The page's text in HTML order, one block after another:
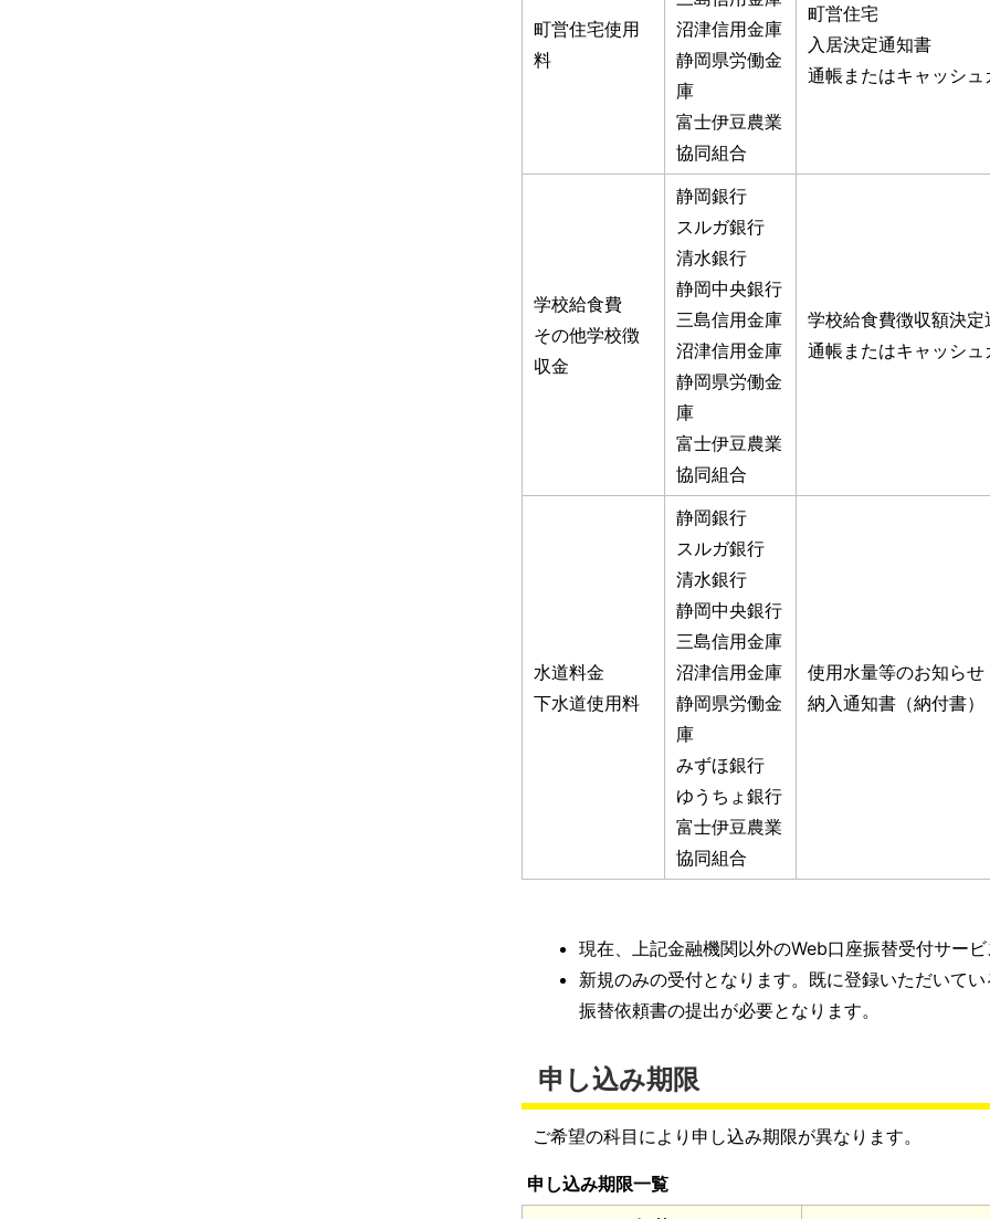
町営住宅使用
料
沼津信用金庫
静岡県労働金
庫
富士伊豆農業
協同組合
町営住宅
入居決定通知書
通帳またはキャッシュ
学校給食費
その他学校徴
収金
静岡銀行
スルガ銀行
清水銀行
静岡中央銀行
三島信用金庫
沼津信用金庫
静岡県労働金
庫
富士伊豆農業
協同組合
学校給食費徴収額決定
通帳またはキャッシュ
水道料金
下水道使用料
静岡銀行
スルガ銀行
清水銀行
静岡中央銀行
三島信用金庫
沼津信用金庫
静岡県労働金
庫
みずほ銀行
ゆうちょ銀行
富士伊豆農業
協同組合
使用水量等のお知ら
納入通知書（納付書）
現在、上記金融機関以外のWeb口座振替受付サー
新規のみの受付となります。既に登録いただいて
振替依頼書の提出が必要となります。
申し込み期限
ご希望の科目により申し込み期限が異なります。
申し込み期限一覧